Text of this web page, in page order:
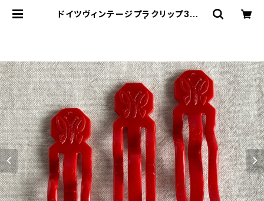
ドイツヴィンテージプラクリップ3個ち